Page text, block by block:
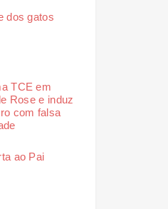
dos gatos
TCE em
Rose e induz
com falsa
ao Pai